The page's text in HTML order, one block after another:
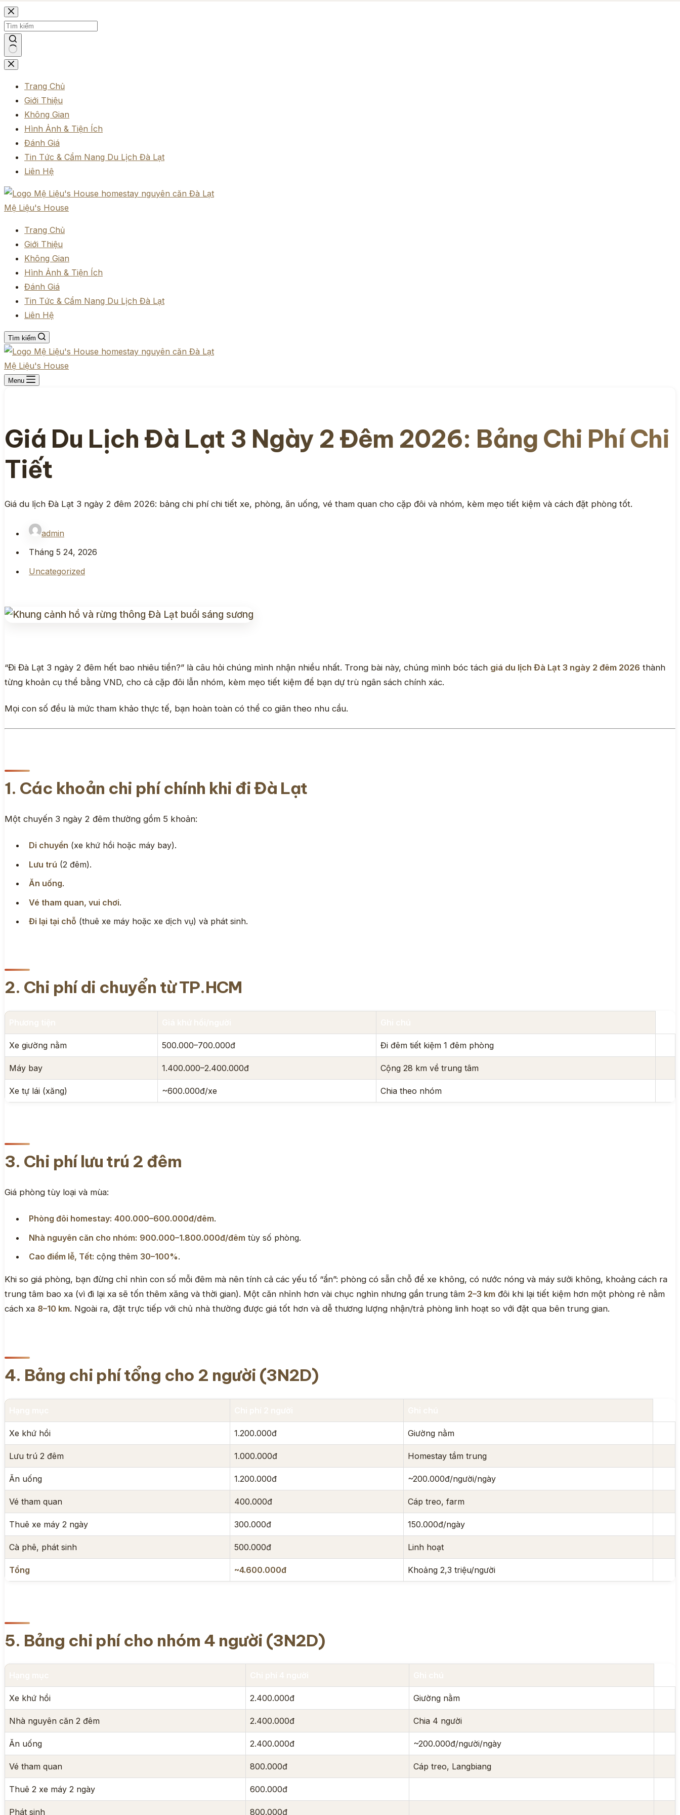
Chuyển
đến
phần
nội
dung
Không
Trang Chủ
Giới Thiệu
Không Gian
Hình Ảnh & Tiện Ích
Đánh Giá
Tin Tức & Cẩm Nang Du Lịch Đà Lạt
Liên Hệ
Mệ Liệu's House
Trang Chủ
Giới Thiệu
Không Gian
Hình Ảnh & Tiện Ích
Đánh Giá
Tin Tức & Cẩm Nang Du Lịch Đà Lạt
Liên Hệ
Tìm kiếm
Mệ Liệu's House
Menu
Giá Du Lịch Đà Lạt 3 Ngày 2 Đêm 2026: Bảng Chi Phí Chi
Tiết
Giá du lịch Đà Lạt 3 ngày 2 đêm 2026: bảng chi phí chi tiết xe, phòng, ăn uống, vé tham quan cho cặp đôi và nhóm, kèm mẹo tiết kiệm và cách đặt phòng tốt.
admin
Tháng 5 24, 2026
Uncategorized
“Đi Đà Lạt 3 ngày 2 đêm hết bao nhiêu tiền?” là câu hỏi chúng mình nhận nhiều nhất. Trong bài này, chúng mình bóc tách giá du lịch Đà Lạt 3 ngày 2 đêm 2026 thành
từng khoản cụ thể bằng VND, cho cả cặp đôi lẫn nhóm, kèm mẹo tiết kiệm để bạn dự trù ngân sách chính xác.
Mọi con số đều là mức tham khảo thực tế, bạn hoàn toàn có thể co giãn theo nhu cầu.
1. Các khoản chi phí chính khi đi Đà Lạt
Một chuyến 3 ngày 2 đêm thường gồm 5 khoản:
Di chuyển (xe khứ hồi hoặc máy bay).
Lưu trú (2 đêm).
Ăn uống.
Vé tham quan, vui chơi.
Đi lại tại chỗ (thuê xe máy hoặc xe dịch vụ) và phát sinh.
2. Chi phí di chuyển từ TP.HCM
Xe giường nằm 500.000–700.000đ Đi đêm tiết kiệm 1 đêm phòng
Máy bay 1.400.000–2.400.000đ Cộng 28 km về trung tâm
Xe tự lái (xăng) ~600.000đ/xe Chia theo nhóm
3. Chi phí lưu trú 2 đêm
Giá phòng tùy loại và mùa:
Phòng đôi homestay: 400.000–600.000đ/đêm.
Nhà nguyên căn cho nhóm: 900.000–1.800.000đ/đêm tùy số phòng.
Cao điểm lễ, Tết: cộng thêm 30–100%.
Khi so giá phòng, bạn đừng chỉ nhìn con số mỗi đêm mà nên tính cả các yếu tố “ẩn”: phòng có sẵn chỗ để xe không, có nước nóng và máy sưởi không, khoảng cách ra
trung tâm bao xa (vì đi lại xa sẽ tốn thêm xăng và thời gian). Một căn nhỉnh hơn vài chục nghìn nhưng gần trung tâm 2–3 km đôi khi lại tiết kiệm hơn một phòng rẻ nằm
cách xa 8–10 km. Ngoài ra, đặt trực tiếp với chủ nhà thường được giá tốt hơn và dễ thương lượng nhận/trả phòng linh hoạt so với đặt qua bên trung gian.
4. Bảng chi phí tổng cho 2 người (3N2D)
Xe khứ hồi 1.200.000đ Giường nằm
Lưu trú 2 đêm 1.000.000đ Homestay tầm trung
Ăn uống 1.200.000đ ~200.000đ/người/ngày
Vé tham quan 400.000đ Cáp treo, farm
Thuê xe máy 2 ngày 300.000đ 150.000đ/ngày
Cà phê, phát sinh 500.000đ Linh hoạt
Tổng ~4.600.000đ Khoảng 2,3 triệu/người
5. Bảng chi phí cho nhóm 4 người (3N2D)
Xe khứ hồi 2.400.000đ Giường nằm
Nhà nguyên căn 2 đêm 2.400.000đ Chia 4 người
Ăn uống 2.400.000đ ~200.000đ/người/ngày
Vé tham quan 800.000đ Cáp treo, Langbiang
Thuê 2 xe máy 2 ngày 600.000đ
Phát sinh 800.000đ